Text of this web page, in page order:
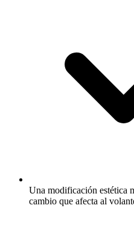
Una modificación estética
cambio que afecta al